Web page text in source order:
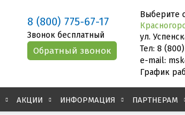
8 (800) 775-67-17
Звонок бесплатный
Выберите
ул.
Тел: 8
e-mail:
График
АКЦИИ ИНФОРМАЦИЯ ПАРТНЕРАМ